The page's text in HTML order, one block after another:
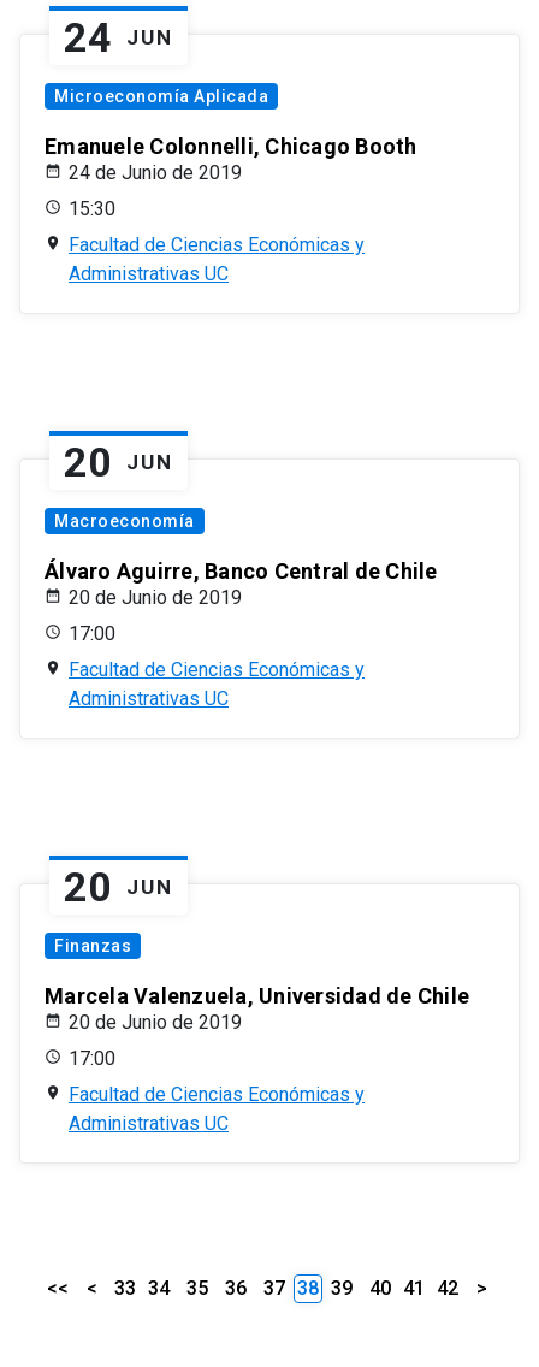
24 JUN
Microeconomía Aplicada
Emanuele Colonnelli, Chicago Booth
24 de Junio de 2019
15:30
Facultad de Ciencias Económicas y
Administrativas UC
20 JUN
Macroeconomía
Álvaro Aguirre, Banco Central de Chile
20 de Junio de 2019
17:00
Facultad de Ciencias Económicas y
Administrativas UC
20 JUN
Finanzas
Marcela Valenzuela, Universidad de Chile
20 de Junio de 2019
17:00
Facultad de Ciencias Económicas y
Administrativas UC
<< < 33 34 35 36 37 38 39 40 41 42 >